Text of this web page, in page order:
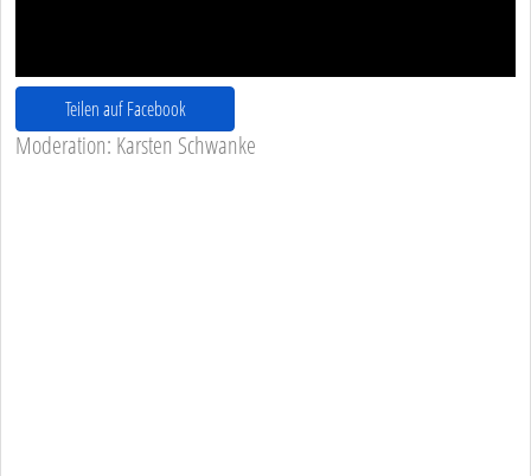
Teilen auf Facebook
Moderation: Karsten Schwanke